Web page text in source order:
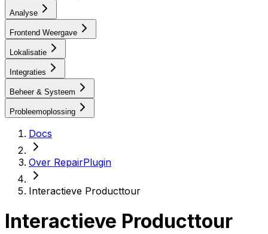
Analyse
Frontend Weergave
Lokalisatie
Integraties
Beheer & Systeem
Probleemoplossing
Docs
Over RepairPlugin
Interactieve Producttour
Interactieve Producttour